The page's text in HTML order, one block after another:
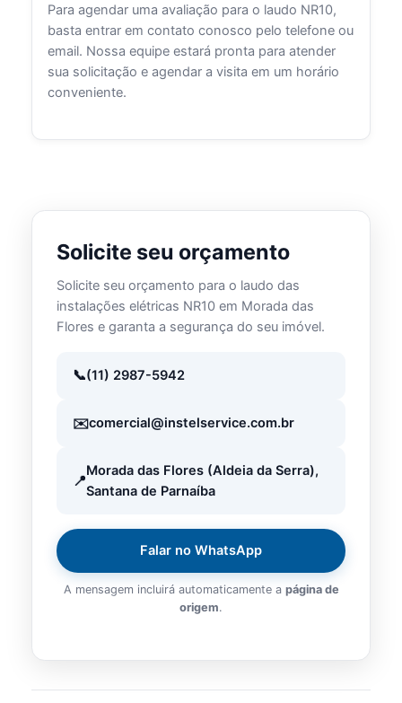
Para agendar uma avaliação para o laudo NR10,
basta entrar em contato conosco pelo telefone ou
email. Nossa equipe estará pronta para atender
sua solicitação e agendar a visita em um horário
conveniente.
Solicite seu orçamento
Solicite seu orçamento para o laudo das
instalações elétricas NR10 em Morada das
Flores e garanta a segurança do seu imóvel.
(11) 2987-5942
comercial@instelservice.com.br
Morada das Flores (Aldeia da Serra),
Santana de Parnaíba
Falar no WhatsApp
A mensagem incluirá automaticamente a página de
origem.